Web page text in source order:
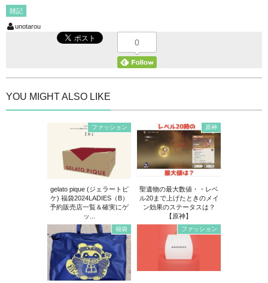
雑記
unotarou
0
YOU MIGHT ALSO LIKE
ファッション
gelato pique (ジェラートピ
ケ) 福袋2024LADIES（B）
予約販売店一覧＆確実にゲ
ッ...
原神
聖遺物の最大数値・・レベ
ル20まで上げたときのメイ
ン効果のステータスは？
【原神】
福袋 ファッション